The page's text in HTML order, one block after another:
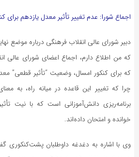
اجماع شورا: عدم تغییر تأثیر معدل یازدهم برای کنکور
دبیر شورای عالی انقلاب فرهنگی درباره موضع
که من اطلاع دارم، اجماع اعضای شورای عالی
که برای کنکور امسال، وضعیت “تأثیر قطعی”
چرا که تغییر این قاعده در میانه راه، به
برنامه‌ریزی دانش‌آموزانی است که با نیت
خوانده و امتحان داده‌اند.
وی با اشاره به دغدغه داوطلبان پشت‌کنکوری